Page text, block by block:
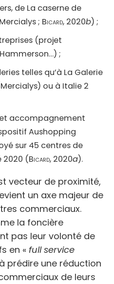
de La caserne de
; Bicard, 2020b) ;
(projet
;
telles qu’à La Galerie
ou à Italie 2
accompagnement
Aushopping
sur 45 centres de
2020 (Bicard, 2020a).
vecteur de proximité,
un axe majeur de
commerciaux.
la foncière
pas leur volonté de
en « full service
prédire une réduction
de leurs